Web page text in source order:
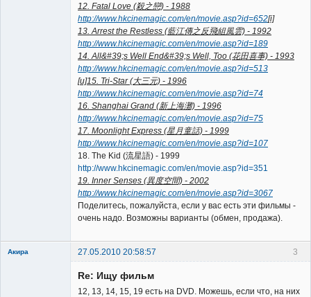
12. Fatal Love (殺之戀) - 1988
http://www.hkcinemagic.com/en/movie.asp?id=652[i]
13. Arrest the Restless (藍江傳之反飛組風雲) - 1992
http://www.hkcinemagic.com/en/movie.asp?id=189
14. All&#39;s Well End&#39;s Well, Too (花田喜事) - 1993
http://www.hkcinemagic.com/en/movie.asp?id=513
[u]15. Tri-Star (大三元) - 1996
http://www.hkcinemagic.com/en/movie.asp?id=74
16. Shanghai Grand (新上海灘) - 1996
http://www.hkcinemagic.com/en/movie.asp?id=75
17. Moonlight Express (星月童話) - 1999
http://www.hkcinemagic.com/en/movie.asp?id=107
18. The Kid (流星語) - 1999
http://www.hkcinemagic.com/en/movie.asp?id=351
19. Inner Senses (異度空間) - 2002
http://www.hkcinemagic.com/en/movie.asp?id=3067
Поделитесь, пожалуйста, если у вас есть эти фильмы -
очень надо. Возможны варианты (обмен, продажа).
3
Акира 27.05.2010 20:58:57
Re: Ищу фильм
12, 13, 14, 15, 19 есть на DVD. Можешь, если что, на них